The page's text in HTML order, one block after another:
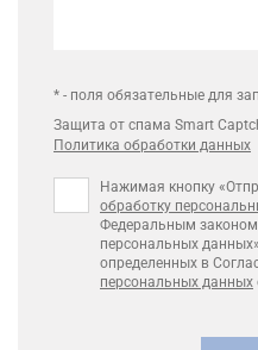
* - поля обязательные для
Защита от спама Smart
Политика обработки данных
Нажимая кнопку
обработку
Федеральным
персональных
определенных в
персональных данных